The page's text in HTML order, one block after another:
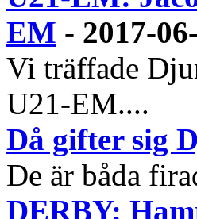
EM - 2017-
Vi träffade
U21-EM....
Då gifter sig
De är båda
DERBY: